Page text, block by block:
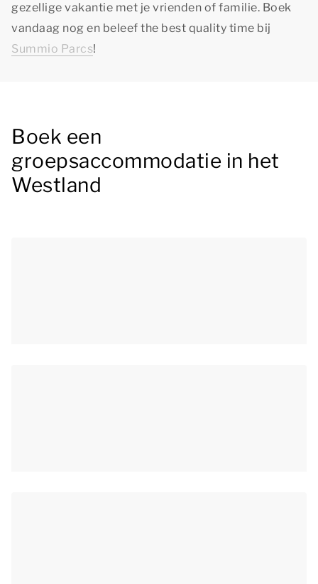
gezellige vakantie met je vrienden of familie. Boek
vandaag nog en beleef the best quality time bij
Summio Parcs!
Boek een
groepsaccommodatie in het
Westland